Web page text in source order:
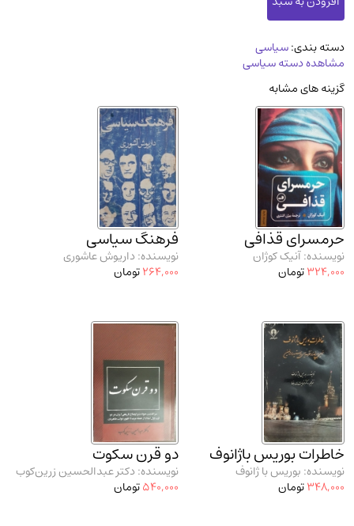
استخدامی و کاریابی دولتی و خصوصی.سوالـات
و آزمونها(2)
آموزشی و کنکوری
مدرسان شریف و انتشارت ارشد کتاب‌های..
دانشگاه پیامـ نور
دسته بندی:سیاسی
مشاهده دسته سیاسی
گزینه های مشابه
حرمسرای قذافی
نویسنده: آنیک کوژان
324,000تومان
فرهنگ سیاسی
نویسنده: داریوش عاشوری
264,000تومان
خاطرات بوریس باژانوف
نویسنده: بوریس با ژانوف
348,000تومان
دو قرن سکوت
نویسنده: دکتر عبدالحسین زرین‌کوب
540,000تومان